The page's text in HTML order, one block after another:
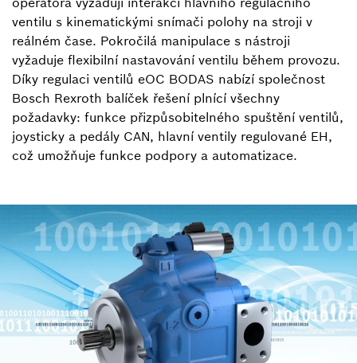
ventilu s kinematickými snímači polohy na stroji v
reálném čase. Pokročilá manipulace s nástroji
vyžaduje flexibilní nastavování ventilu během provozu.
Díky regulaci ventilů eOC BODAS nabízí společnost
Bosch Rexroth balíček řešení plnící všechny
požadavky: funkce přizpůsobitelného spuštění ventilů,
joysticky a pedály CAN, hlavní ventily regulované EH,
což umožňuje funkce podpory a automatizace.